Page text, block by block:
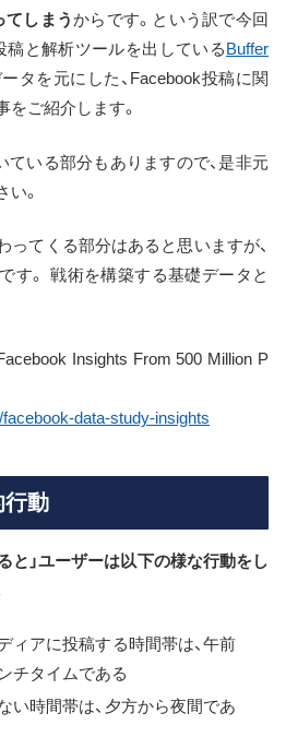
てしまうからです。という訳で今回
稿と解析ツールを出しているBuffer
タを元にした、Facebook投稿に関
ご紹介します。
ている部分もありますので、是非元
。
ってくる部分はあると思いますが、
す。 戦術を構築する基礎データと
Insights From 500 Million P
data-study-insights
行動
と」ユーザーは以下の様な行動をし
ィアに投稿する時間帯は、午前
チタイムである
い時間帯は、夕方から夜間であ